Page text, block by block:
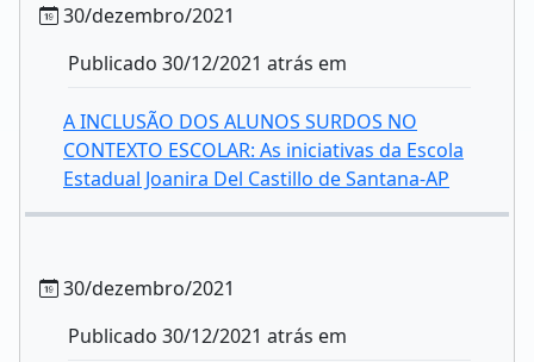
30/dezembro/2021
Publicado 30/12/2021 atrás em
A INCLUSÃO DOS ALUNOS SURDOS NO
CONTEXTO ESCOLAR: As iniciativas da Escola
Estadual Joanira Del Castillo de Santana-AP
30/dezembro/2021
Publicado 30/12/2021 atrás em